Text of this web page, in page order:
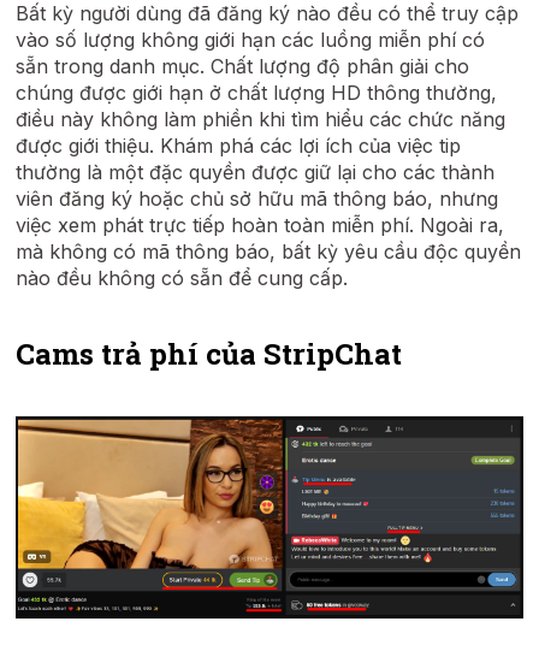
Bất kỳ người dùng đã đăng ký nào đều có thể truy cập
vào số lượng không giới hạn các luồng miễn phí có
sẵn trong danh mục. Chất lượng độ phân giải cho
chúng được giới hạn ở chất lượng HD thông thường,
điều này không làm phiền khi tìm hiểu các chức năng
được giới thiệu. Khám phá các lợi ích của việc tip
thường là một đặc quyền được giữ lại cho các thành
viên đăng ký hoặc chủ sở hữu mã thông báo, nhưng
việc xem phát trực tiếp hoàn toàn miễn phí. Ngoài ra,
mà không có mã thông báo, bất kỳ yêu cầu độc quyền
nào đều không có sẵn để cung cấp.
Cams trả phí của StripChat